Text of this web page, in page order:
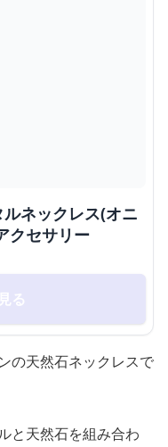
ネックレス(オニ
クセサリー
る
の天然石ネックレスで
と天然石を組み合わ